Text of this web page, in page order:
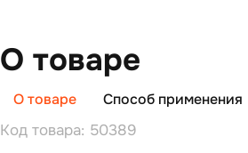
О товаре
О товаре Способ применения
Код товара: 50389